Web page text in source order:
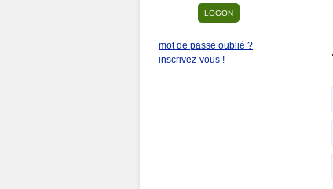
mot de passe oublié ?
inscrivez-vous !